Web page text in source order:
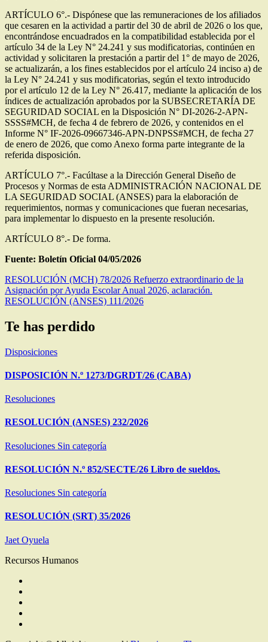
ARTÍCULO 6°.- Dispónese que las remuneraciones de los afiliados
que cesaren en la actividad a partir del 30 de abril de 2026 o los que,
encontrándose encuadrados en la compatibilidad establecida por el
artículo 34 de la Ley N° 24.241 y sus modificatorias, continúen en
actividad y solicitaren la prestación a partir del 1° de mayo de 2026,
se actualizarán, a los fines establecidos por el artículo 24 inciso a) de
la Ley N° 24.241 y sus modificatorias, según el texto introducido
por el artículo 12 de la Ley N° 26.417, mediante la aplicación de los
índices de actualización aprobados por la SUBSECRETARÍA DE
SEGURIDAD SOCIAL en la Disposición N° DI-2026-2-APN-
SSSS#MCH, de fecha 4 de febrero de 2026, y contenidos en el
Informe N° IF-2026-09667346-APN-DNPSS#MCH, de fecha 27
de enero de 2026, que como Anexo forma parte integrante de la
referida disposición.
ARTÍCULO 7°.- Facúltase a la Dirección General Diseño de
Procesos y Normas de esta ADMINISTRACIÓN NACIONAL DE
LA SEGURIDAD SOCIAL (ANSES) para la elaboración de
requerimientos, normas y comunicaciones que fueran necesarias,
para implementar lo dispuesto en la presente resolución.
ARTÍCULO 8°.- De forma.
Fuente: Boletín Oficial 04/05/2026
Navegación
de
RESOLUCIÓN (MCH) 78/2026 Refuerzo extraordinario de la
Asignación por Ayuda Escolar Anual 2026, aclaración.
RESOLUCIÓN (ANSES) 111/2026
Te has perdido
Disposiciones
DISPOSICIÓN N.º 1273/DGRDT/26 (CABA)
Resoluciones
RESOLUCIÓN (ANSES) 232/2026
Resoluciones Sin categoría
RESOLUCIÓN N.º 852/SECTE/26 Libro de sueldos.
Resoluciones Sin categoría
RESOLUCIÓN (SRT) 35/2026
Jaet Oyuela
Recursos Humanos